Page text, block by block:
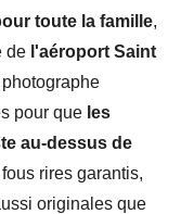
toute la famille,
de l'aéroport Saint
pour que les
au-dessus de
rires garantis,
originales que